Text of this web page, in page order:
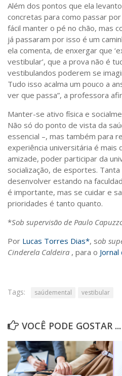
Além dos pontos que ela
concretas para como passar
fácil manter o pé no chão, mas
já passaram por isso é um
ela comenta, de enxergar que
vestibular’, que a prova não é
vestibulandos poderem se
Tudo isso acalma um pouco a
ver que passa”, a professora
Manter-se ativo física e
Não só do ponto de vista da
essencial –, mas também para
experiência universitária é mais
amizade, poder participar da
socialização, de esportes.
desenvolver estando na
é importante, mas se cuidar e
prioridades é tanto quanto.
*Sob supervisão de Paulo
Por Lucas Torres Dias*, sob
Cinderela Caldeira , para o Jornal
Tags: saúdemental vestibular
VOCÊ PODE GOSTAR ...